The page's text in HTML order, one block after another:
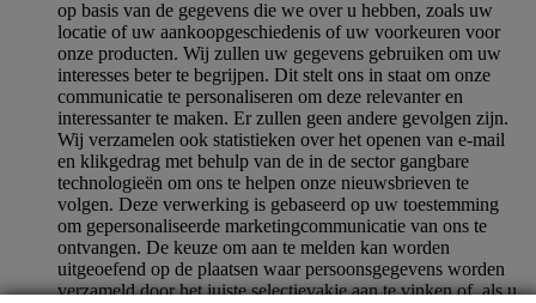
op basis van de gegevens die we over u hebben, zoals uw
locatie of uw aankoopgeschiedenis of uw voorkeuren voor
onze producten. Wij zullen uw gegevens gebruiken om uw
interesses beter te begrijpen. Dit stelt ons in staat om onze
communicatie te personaliseren om deze relevanter en
interessanter te maken. Er zullen geen andere gevolgen zijn.
Wij verzamelen ook statistieken over het openen van e-mail
en klikgedrag met behulp van de in de sector gangbare
technologieën om ons te helpen onze nieuwsbrieven te
volgen. Deze verwerking is gebaseerd op uw toestemming
om gepersonaliseerde marketingcommunicatie van ons te
ontvangen. De keuze om aan te melden kan worden
uitgeoefend op de plaatsen waar persoonsgegevens worden
verzameld door het juiste selectievakje aan te vinken of, als u